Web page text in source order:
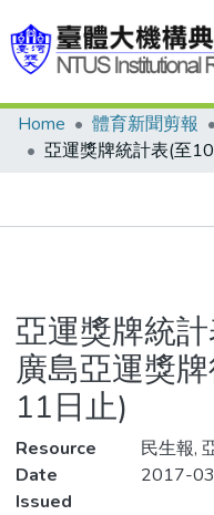
Communities & Collections
Statistics
Home 體育新聞剪報
亞運獎牌統
廣島亞運獎
11日止)
Resource
民生報,
Date
Issued
2017-